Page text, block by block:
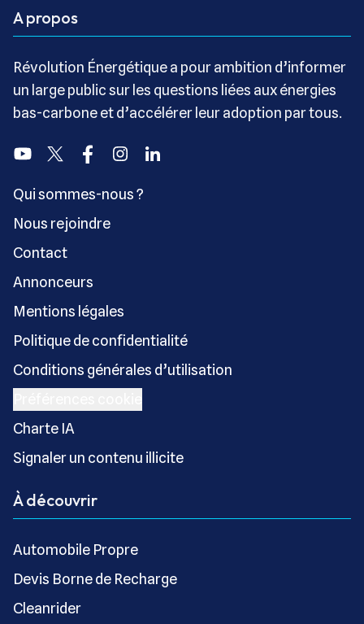
A propos
Révolution Énergétique a pour ambition d’informer
un large public sur les questions liées aux énergies
bas-carbone et d’accélérer leur adoption par tous.
YoutubeTwitter FacebookInstagramLinkedin
Qui sommes-nous ?
Nous rejoindre
Contact
Annonceurs
Mentions légales
Politique de confidentialité
Conditions générales d’utilisation
Charte IA
Signaler un contenu illicite
À découvrir
Automobile Propre
Devis Borne de Recharge
Cleanrider